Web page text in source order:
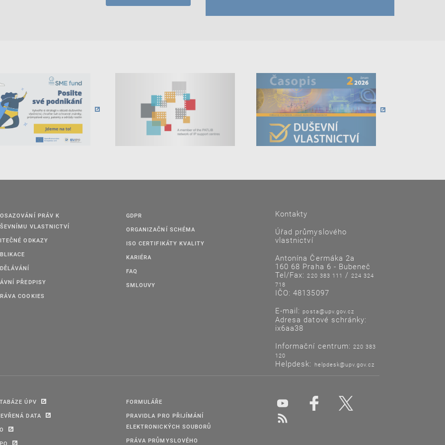
PRÁV K
VLASTNICTVÍ
ODKAZY
PŘEDPISY
COOKIES
GDPR
ORGANIZAČNÍ SCHÉMA
ISO CERTIFIKÁTY KVALITY
KARIÉRA
FAQ
SMLOUVY
Kontakty
Úřad průmyslového
vlastnictví
Antonína Čermáka 2a
160 68 Praha 6 - Bubeneč
Tel/Fax:220 383 111 /224 324
718
IČO: 48135097
E-mail: posta@upv.gov.cz
Adresa datové schránky:
ix6aa38
Informační centrum: 220 383
120
Helpdesk: helpdesk@upv.gov.cz
ÚPV
DATA
FORMULÁŘE
PRAVIDLA PRO PŘIJÍMÁNÍ
ELEKTRONICKÝCH SOUBORŮ
PRÁVA PRŮMYSLOVÉHO